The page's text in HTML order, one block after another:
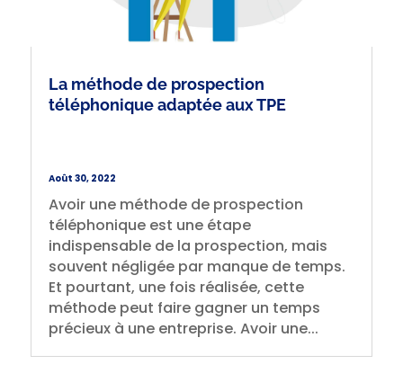
La méthode de prospection
téléphonique adaptée aux TPE
Août 30, 2022
Avoir une méthode de prospection
téléphonique est une étape
indispensable de la prospection, mais
souvent négligée par manque de temps.
Et pourtant, une fois réalisée, cette
méthode peut faire gagner un temps
précieux à une entreprise. Avoir une...